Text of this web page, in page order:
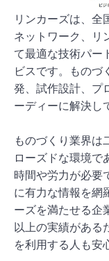
リンカーズは、全
ネットワーク、リ
て最適な技術パー
ビスです。ものづ
発、試作設計、プ
ーディーに解決し
ものづくり業界は
ローズドな環境で
時間や労力が必要
に有力な情報を網
ーズを満たせる企
以上の実績がある
を利用する人も安